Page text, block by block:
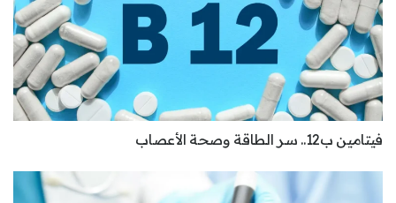
فيتامين ب12.. سر الطاقة وصحة الأعصاب